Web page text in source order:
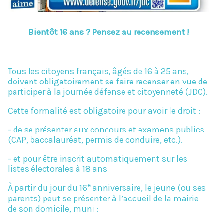
Bientôt 16 ans ? Pensez au recensement !
Tous les citoyens français, âgés de 16 à 25 ans,
doivent obligatoirement se faire recenser en vue de
participer à la journée défense et citoyenneté (JDC).
Cette formalité est obligatoire pour avoir le droit :
- de se présenter aux concours et examens publics
(CAP, baccalauréat, permis de conduire, etc.).
- et pour être inscrit automatiquement sur les
listes électorales à 18 ans.
À partir du jour du 16e anniversaire, le jeune (ou ses
parents) peut se présenter à l’accueil de la mairie
de son domicile, muni :